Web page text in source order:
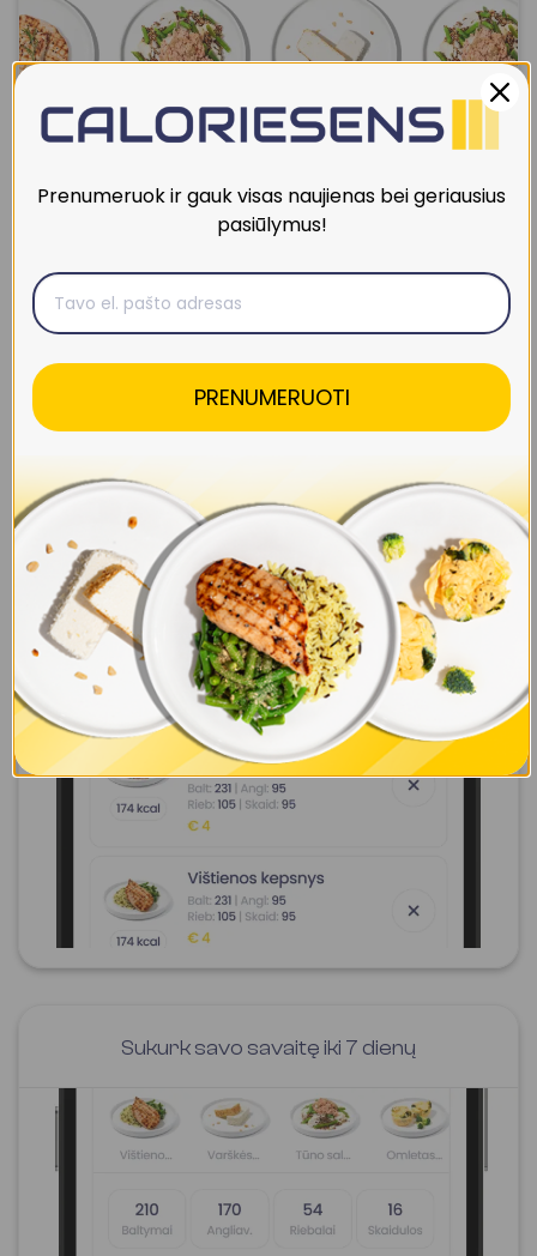
Sukurk savo dieną
Sukurk savo savaitę iki 7 dienų
Prenumeruok ir gauk visas naujienas bei geriausius
pasiūlymus!
PRENUMERUOTI